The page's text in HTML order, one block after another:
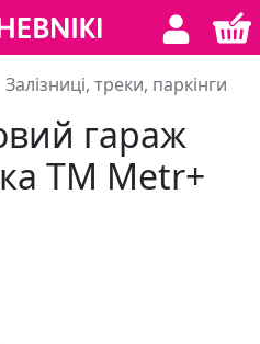
Залізниці, треки, паркінги
гараж
ТМ Metr+